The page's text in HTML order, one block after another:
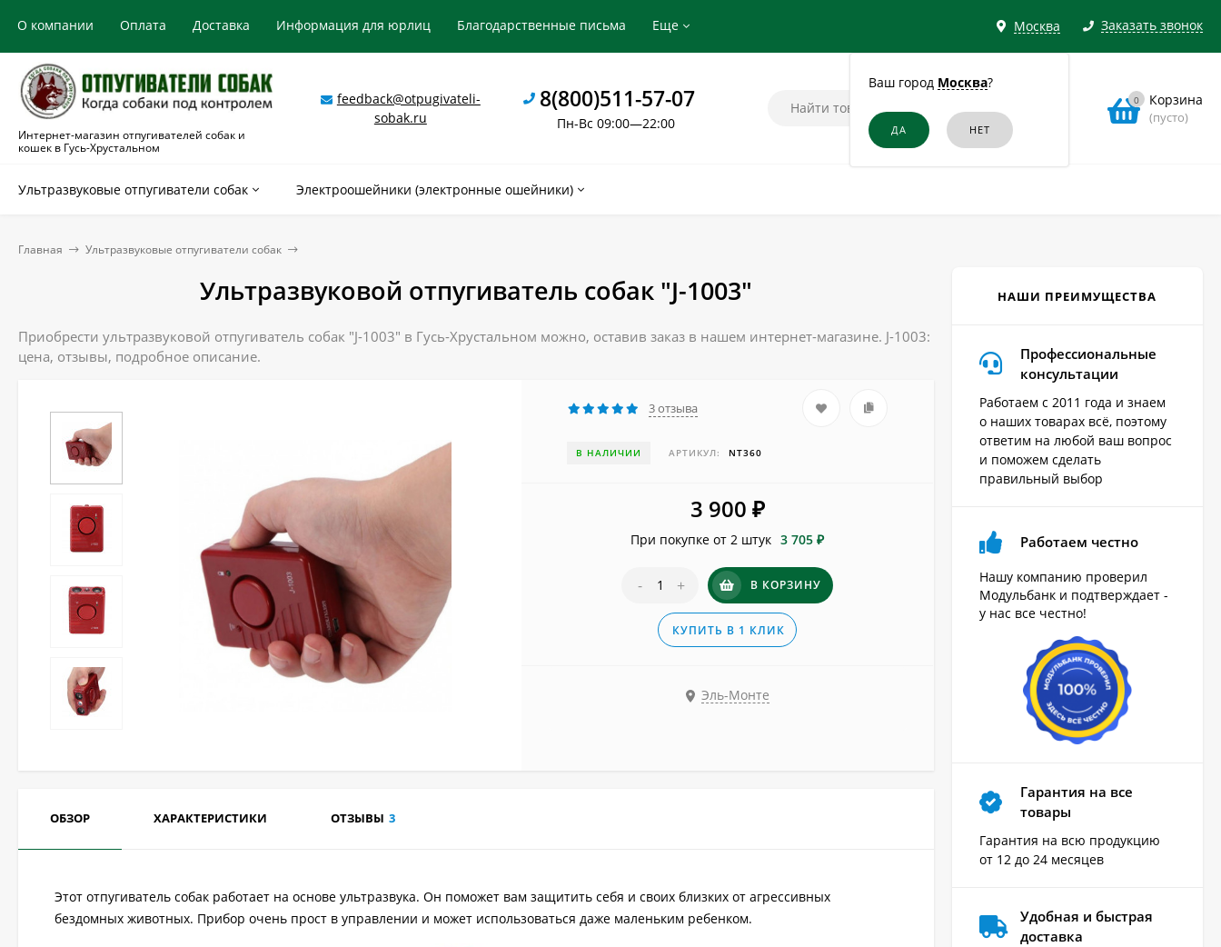
Москва
Ваш город Москва?
Заказать звонок
О компании Оплата Доставка Информация для юрлиц Благодарственные письма Еще
Интернет-магазин отпугивателей собак и
кошек в Гусь-Хрустальном
feedback@otpugivateli-
sobak.ru
8(800)511-57-07
Пн-Вс 09:00—22:00
0 Корзина
(пусто)
Ультразвуковые отпугиватели собак Электроошейники (электронные ошейники)
Главная Ультразвуковые отпугиватели собак
Ультразвуковой отпугиватель собак "J-1003"
Приобрести ультразвуковой отпугиватель собак "J-1003" в Гусь-Хрустальном можно, оставив заказ в нашем интернет-магазине. J-1003:
цена, отзывы, подробное описание.
3 отзыва
В НАЛИЧИИ АРТИКУЛ: NT360
3 900 ₽
При покупке от 2 штук 3 705 ₽
- + В КОРЗИНУ
КУПИТЬ В 1 КЛИК
Эль-Монте
ОБЗОР ХАРАКТЕРИСТИКИ ОТЗЫВЫ 3
Этот отпугиватель собак работает на основе ультразвука. Он поможет вам защитить себя и своих близких от агрессивных
бездомных животных. Прибор очень прост в управлении и может использоваться даже маленьким ребенком.
НАШИ ПРЕИМУЩЕСТВА
Профессиональные
консультации
Работаем с 2011 года и знаем
о наших товарах всё, поэтому
ответим на любой ваш вопрос
и поможем сделать
правильный выбор
Работаем честно
Нашу компанию проверил
Модульбанк и подтверждает -
у нас все честно!
Гарантия на все
товары
Гарантия на всю продукцию
от 12 до 24 месяцев
Удобная и быстрая
доставка